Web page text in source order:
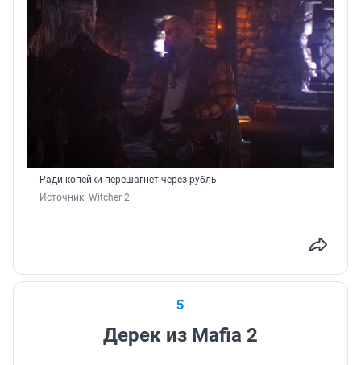
Ради копейки перешагнет через рубль
Источник: Witcher 2
5
Дерек из Mafia 2